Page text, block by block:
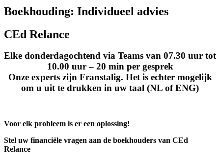
Boekhouding: Individueel advies
CEd Relance
Elke donderdagochtend via Teams van 07.30 uur tot
10.00 uur – 20 min per gesprek
Onze experts zijn Franstalig. Het is echter mogelijk
om u uit te drukken in uw taal (NL of ENG)
Voor elk probleem is er een oplossing!
Stel uw financiële vragen aan de boekhouders van CEd
Relance